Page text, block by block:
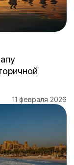
11 февраля 2026